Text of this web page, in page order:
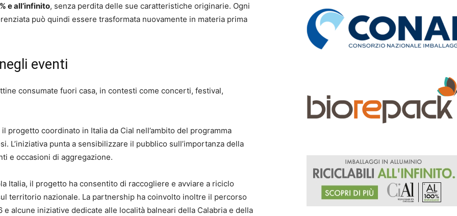
e all’infinito, senza perdita delle sue caratteristiche originarie. Ogni
può quindi essere trasformata nuovamente in materia prima
eventi
consumate fuori casa, in contesti come concerti, festival,
il progetto coordinato in Italia da Cial nell’ambito del programma
L’iniziativa punta a sensibilizzare il pubblico sull’importanza della
e occasioni di aggregazione.
Italia, il progetto ha consentito di raccogliere e avviare a riciclo
territorio nazionale. La partnership ha coinvolto inoltre il percorso
alcune iniziative dedicate alle località balneari della Calabria e della